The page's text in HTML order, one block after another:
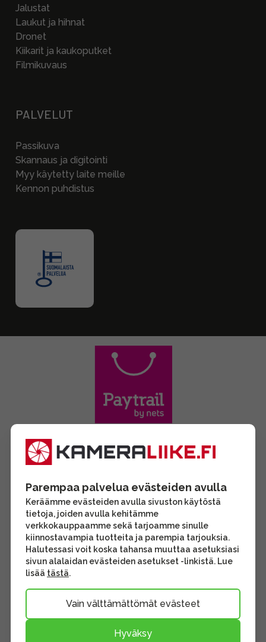
Jalustat
Laukut ja hihnat
Dronet
Kiikarit ja kaukoputket
Filmikuvaus
PALVELUT
Passikuva
Skannaus ja digitointi
Myy käytetty laite meille
Kennon puhdistus
Parempaa palvelua evästeiden avulla
Keräämme evästeiden avulla sivuston käytöstä
tietoja, joiden avulla kehitämme
verkkokauppaamme sekä tarjoamme sinulle
kiinnostavampia tuotteita ja parempia tarjouksia.
Halutessasi voit koska tahansa muuttaa asetuksiasi
sivun alalaidan evästeiden asetukset -linkistä. Lue
lisää tästä.
Vain välttämättömät evästeet
Hyväksy